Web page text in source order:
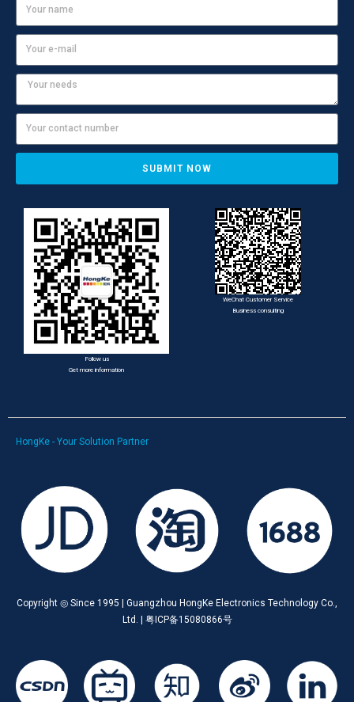
SUBMIT NOW
Follow us
Get more information
WeChat Customer Service
Business consulting
HongKe - Your Solution Partner
Copyright ◎ Since 1995 | Guangzhou HongKe Electronics Technology Co.,
Ltd. | 粤ICP备15080866号